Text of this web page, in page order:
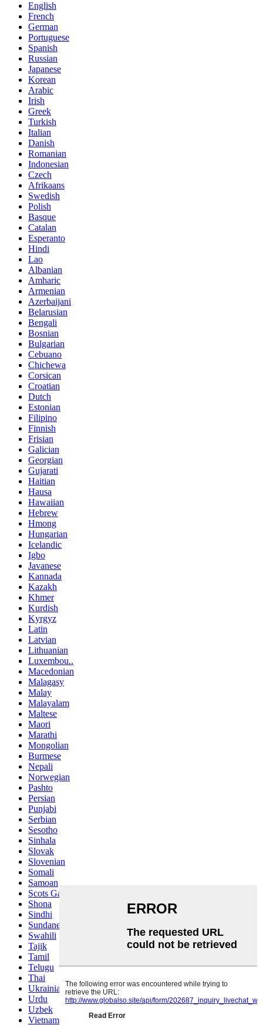
English
French
German
Portuguese
Spanish
Russian
Japanese
Korean
Arabic
Irish
Greek
Turkish
Italian
Danish
Romanian
Indonesian
Czech
Afrikaans
Swedish
Polish
Basque
Catalan
Esperanto
Hindi
Lao
Albanian
Amharic
Armenian
Azerbaijani
Belarusian
Bengali
Bosnian
Bulgarian
Cebuano
Chichewa
Corsican
Croatian
Dutch
Estonian
Filipino
Finnish
Frisian
Galician
Georgian
Gujarati
Haitian
Hausa
Hawaiian
Hebrew
Hmong
Hungarian
Icelandic
Igbo
Javanese
Kannada
Kazakh
Khmer
Kurdish
Kyrgyz
Latin
Latvian
Lithuanian
Luxembou..
Macedonian
Malagasy
Malay
Malayalam
Maltese
Maori
Marathi
Mongolian
Burmese
Nepali
Norwegian
Pashto
Persian
Punjabi
Serbian
Sesotho
Sinhala
Slovak
Slovenian
Somali
Samoan
Scots Gaelic
Shona
Sindhi
Sundanese
Swahili
Tajik
Tamil
Telugu
Thai
Ukrainian
Urdu
Uzbek
Vietnamese